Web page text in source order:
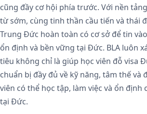
cũng đầy cơ hội phía trước. Với nền
từ sớm, cùng tinh thần cầu tiến và thái
Trung Đức hoàn toàn có cơ sở để tin
ổn định và bền vững tại Đức. BLA luôn
tiêu không chỉ là giúp học viên đỗ visa
chuẩn bị đầy đủ về kỹ năng, tâm thế và
viên có thể học tập, làm việc và ổn định
tại Đức.